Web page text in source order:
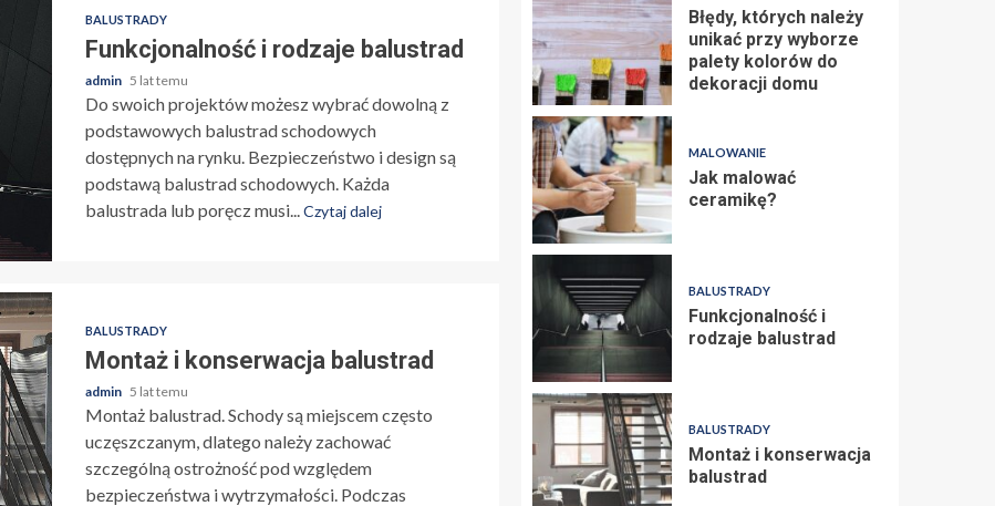
BALUSTRADY
Funkcjonalność i rodzaje balustrad
admin 5 lat temu
Do swoich projektów możesz wybrać dowolną z
podstawowych balustrad schodowych
dostępnych na rynku. Bezpieczeństwo i design są
podstawą balustrad schodowych. Każda
balustrada lub poręcz musi...Czytaj dalej
BALUSTRADY
Montaż i konserwacja balustrad
admin 5 lat temu
Montaż balustrad. Schody są miejscem często
uczęszczanym, dlatego należy zachować
szczególną ostrożność pod względem
bezpieczeństwa i wytrzymałości. Podczas
Błędy, których należy
unikać przy wyborze
palety kolorów do
dekoracji domu
MALOWANIE
Jak malować
ceramikę?
BALUSTRADY
Funkcjonalność i
rodzaje balustrad
BALUSTRADY
Montaż i konserwacja
balustrad